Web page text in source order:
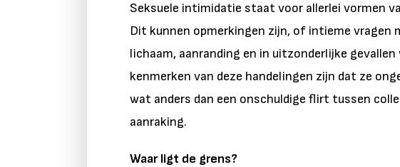
Seksuele intimidatie staat voor allerlei vormen
Dit kunnen opmerkingen zijn, of intieme vragen
lichaam, aanranding en in uitzonderlijke
kenmerken van deze handelingen zijn dat ze
wat anders dan een onschuldige flirt tussen
aanraking.
Waar ligt de grens?